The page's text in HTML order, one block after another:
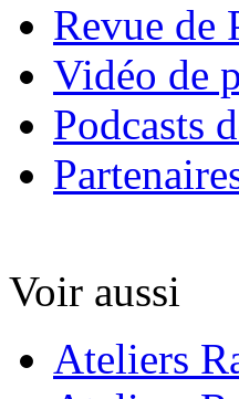
Revue de
Vidéo de
Podcasts
Voir aussi
Ateliers